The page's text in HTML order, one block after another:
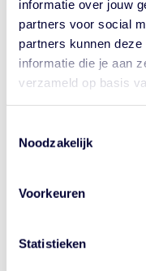
informatie over jouw
partners voor social
partners kunnen
informatie die je aan
verzameld op basis
Noodzakelijk
Voorkeuren
Statistieken
Groningen als
die afgelopen
plaatsgevonden,
vertegenwoordigers
bekend gemaakt.